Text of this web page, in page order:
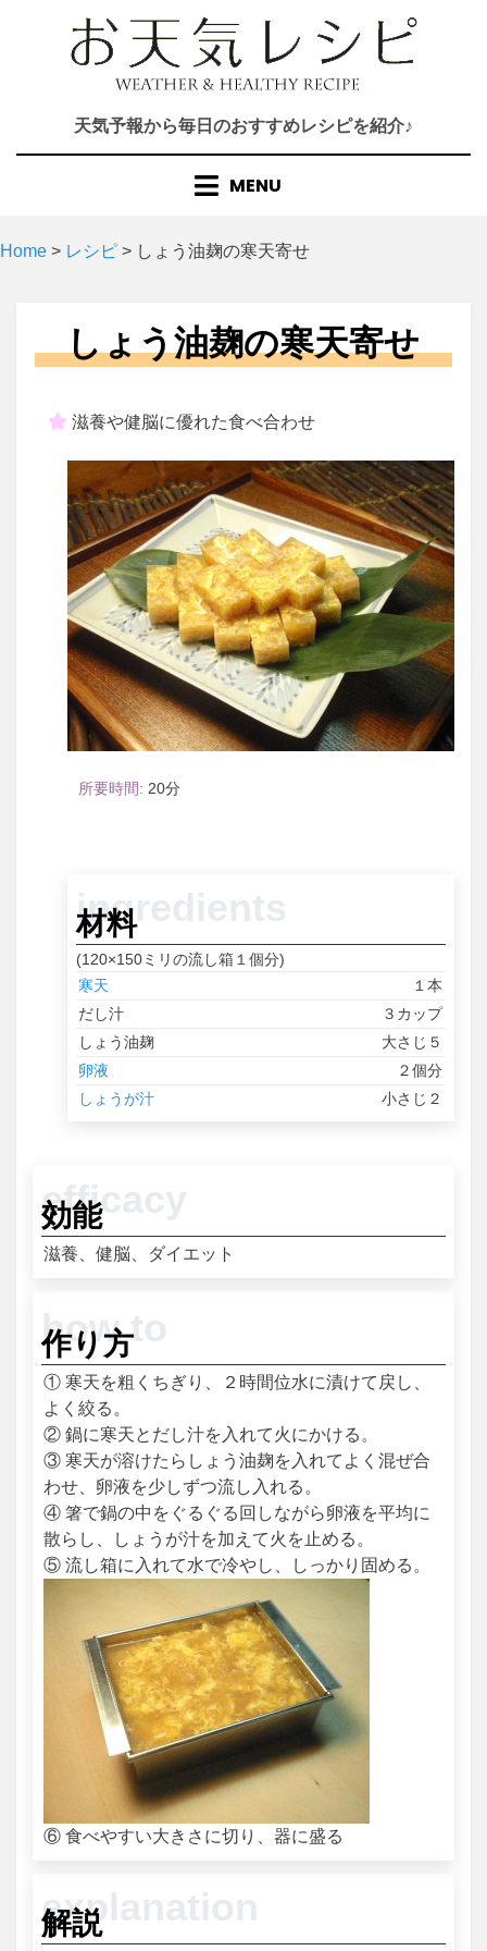
天気予報から毎日のおすすめレシピを紹介♪
MENU
Home > レシピ > しょう油麹の寒天寄せ
しょう油麹の寒天寄せ
滋養や健脳に優れた食べ合わせ
20
材料
(120×150ミリの流し箱１個分)
寒天
１本
だし汁
３カップ
しょう油麹
大さじ５
卵液
２個分
しょうが汁
小さじ２
効能
滋養、健脳、ダイエット
作り方
① 寒天を粗くちぎり、２時間位水に漬けて戻し、
よく絞る。
② 鍋に寒天とだし汁を入れて火にかける。
③ 寒天が溶けたらしょう油麹を入れてよく混ぜ合
わせ、卵液を少しずつ流し入れる。
④ 箸で鍋の中をぐるぐる回しながら卵液を平均に
散らし、しょうが汁を加えて火を止める。
⑤ 流し箱に入れて水で冷やし、しっかり固める。
⑥ 食べやすい大きさに切り、器に盛る
解説